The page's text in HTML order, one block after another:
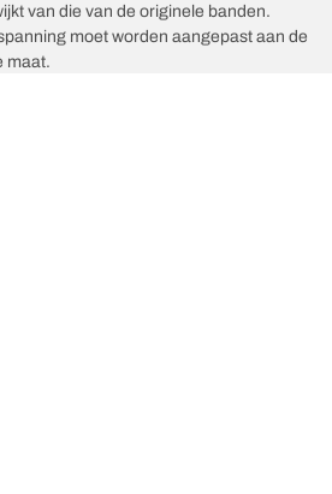
van die van de originele banden.
moet worden aangepast aan de
maat.